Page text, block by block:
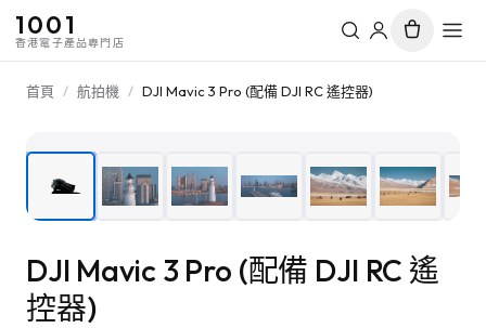
1001
香港電子產品專門店
首頁 / 航拍機 / DJI Mavic 3 Pro (配備 DJI RC 遙控器)
DJI Mavic 3 Pro (配備 DJI RC 遙
控器)